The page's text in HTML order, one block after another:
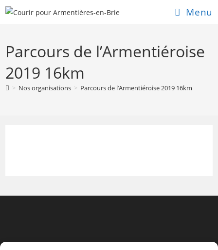
Skip
Menu
Parcours de l’Armentiéroise
2019 16km
> Nos organisations > Parcours de l’Armentiéroise 2019 16km